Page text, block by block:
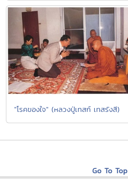
"โรคของใจ" (หลวงปู่เทสก์ เทสรังสี)
Go To Top